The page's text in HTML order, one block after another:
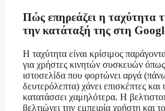
Πώς επηρεάζει η ταχύτητα
την κατάταξή της στη
Η ταχύτητα είναι κρίσιμος
για χρήστες κινητών συσκευών
ιστοσελίδα που φορτώνει αργά
δευτερόλεπτα) χάνει επισκέπτες
κατατάσσει χαμηλότερα. Η
βελτιώνει την εμπειρία χρήστη και